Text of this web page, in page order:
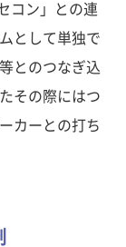
コン」との連
として単独で
とのつなぎ込
その際にはつ
カーとの打ち